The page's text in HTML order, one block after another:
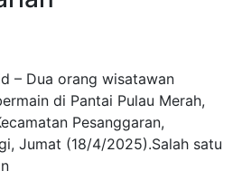
– Dua orang wisatawan
di Pantai Pulau Merah,
Pesanggaran,
Jumat (18/4/2025).Salah satu